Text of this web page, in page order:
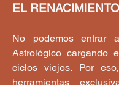
EL RENACIMIENTO
No podemos entrar
Astrológico cargando
ciclos viejos. Por
herramientas